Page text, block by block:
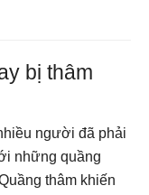
bị thâm
người đã phải
những quầng
thâm khiến